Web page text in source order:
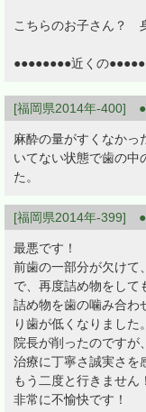
こちらのお子さん？
●●●●●●●●近くの
[福岡県2014年-400]
麻酔の量がすくなかっ
いてない状態で歯の中
た。
[福岡県2014年-399]
最悪です！
前歯の一部分が欠けて
で、再度詰め物をして
詰め物を歯の噛み合わ
り歯が低くなりました。
院長が削ったのですが
治療に丁寧さ誠実さを
もう二度と行きません！
非常に不愉快です！